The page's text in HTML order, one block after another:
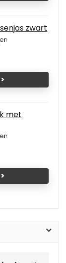
zwart
met